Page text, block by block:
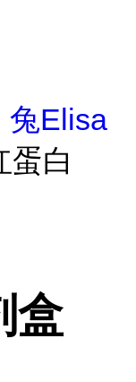
兔Elisa
蛋白
盒